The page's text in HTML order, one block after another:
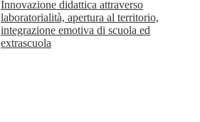
Innovazione didattica attraverso
laboratorialità, apertura al territorio,
integrazione emotiva di scuola ed
extrascuola